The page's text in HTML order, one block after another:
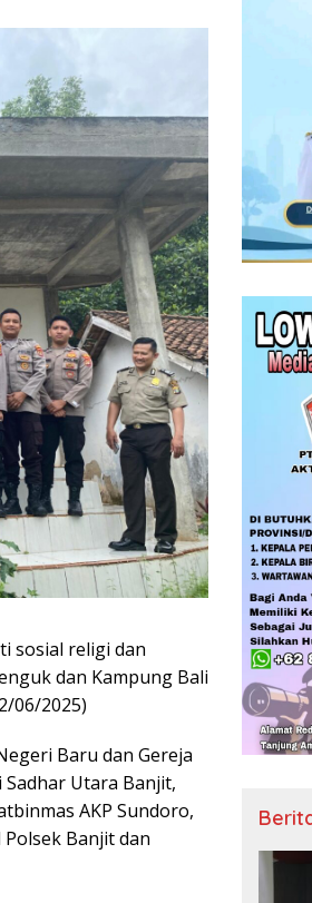
sosial religi dan
dan Kampung Bali
06/2025)
Baru dan Gereja
Utara Banjit,
AKP Sundoro,
Banjit dan